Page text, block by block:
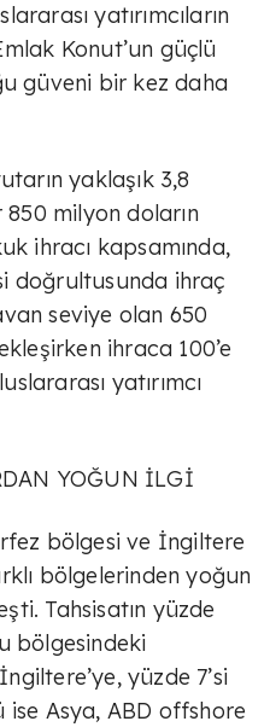
yatırımcıların
Konut’un güçlü
güveni bir kez daha
yaklaşık 3,8
milyon doların
ihracı kapsamında,
doğrultusunda ihraç
seviye olan 650
ihraca 100’e
yatırımcı
YOĞUN İLGİ
bölgesi ve İngiltere
bölgelerinden yoğun
Tahsisatın yüzde
bölgesindeki
yüzde 7’si
Asya, ABD offshore